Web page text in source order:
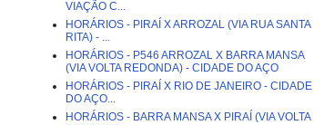
VIAÇÃO C...
HORÁRIOS - PIRAÍ X ARROZAL (VIA RUA SANTA
RITA) - ...
HORÁRIOS - P546 ARROZAL X BARRA MANSA
(VIA VOLTA REDONDA) - CIDADE DO AÇO
HORÁRIOS - PIRAÍ X RIO DE JANEIRO - CIDADE
DO AÇO...
HORÁRIOS - BARRA MANSA X PIRAÍ (VIA VOLTA